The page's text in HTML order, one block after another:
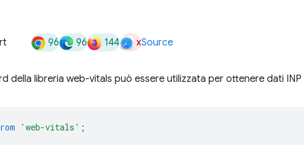
96 96 144 xSource
della libreria web-vitals può essere utilizzata per ottenere dati
'web-vitals' ;